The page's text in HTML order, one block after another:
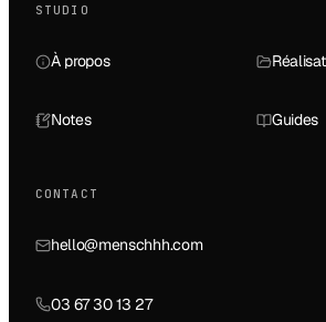
STUDIO
À propos
Notes Guides
CONTACT
hello@menschhh.com
03 67 30 13 27